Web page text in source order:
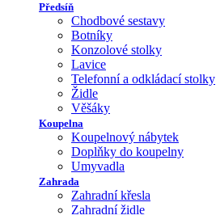
Předsíň
Chodbové sestavy
Botníky
Konzolové stolky
Lavice
Telefonní a odkládací stolky
Židle
Věšáky
Koupelna
Koupelnový nábytek
Doplňky do koupelny
Umyvadla
Zahrada
Zahradní křesla
Zahradní židle